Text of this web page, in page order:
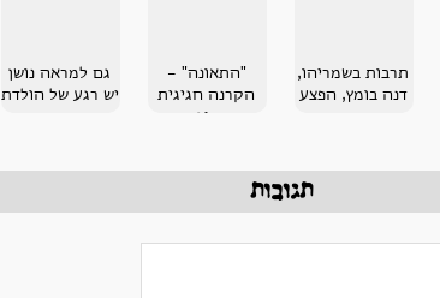
תרבות בשמריהו,
דנה בומץ, הפצע
"התאונה" -
הקרנה חגיגית
בחיפה
גם למראה נושן
יש רגע של הולדת
תגובות